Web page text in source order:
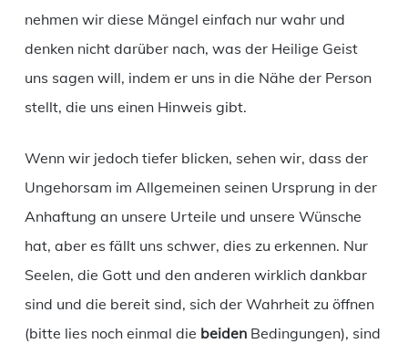
nehmen wir diese Mängel einfach nur wahr und
denken nicht darüber nach, was der Heilige Geist
uns sagen will, indem er uns in die Nähe der Person
stellt, die uns einen Hinweis gibt.
Wenn wir jedoch tiefer blicken, sehen wir, dass der
Ungehorsam im Allgemeinen seinen Ursprung in der
Anhaftung an unsere Urteile und unsere Wünsche
hat, aber es fällt uns schwer, dies zu erkennen. Nur
Seelen, die Gott und den anderen wirklich dankbar
sind und die bereit sind, sich der Wahrheit zu öffnen
(bitte lies noch einmal die beidenBedingungen), sind